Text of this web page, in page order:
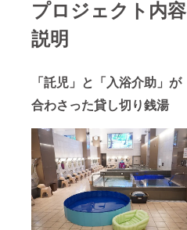
プロジェクト内容
説明
「託児」と「入浴介助」が
合わさった貸し切り銭湯